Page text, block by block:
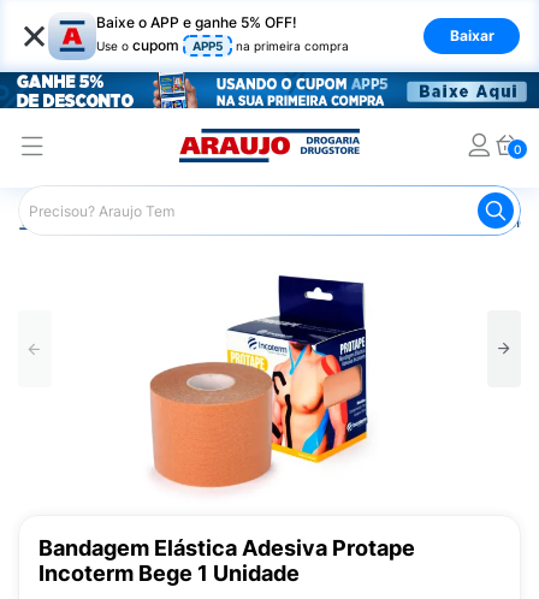
× Baixe o APP e ganhe 5% OFF!
Use o cupom APP5 na primeira compra
Baixar
0
Araujo Saúde e Bem Estar Fisioterapia e Atividade Física
Bandagem Elástica Adesiva Protape
Incoterm Bege 1 Unidade